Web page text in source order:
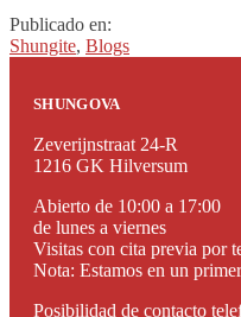
Publicado en:
Shungite, Blogs
SHUNGOVA
Zeverijnstraat 24-R
1216 GK Hilversum
Abierto de 10:00 a 17:00
de lunes a viernes
Visitas con cita previa por
Nota: Estamos en un
Posibilidad de contacto